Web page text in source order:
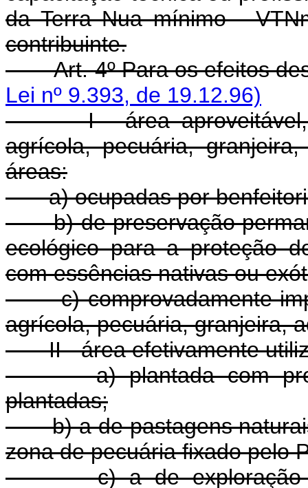
da Terra Nua mínimo -
contribuinte.
Art. 4º Para os efeitos
Lei nº 9.393, de 19.12.96)
I - área aproveitável, a
agrícola, pecuária,
áreas:
a) ocupadas por
b) de preservação
ecológico para a proteção
com essências nativas ou
c) comprovadamente
agrícola, pecuária, granjeira,
II - área efetivamente
a) plantada com
plantadas;
b) a de pastagens
zona de pecuária fixado pelo
c) a de exploração